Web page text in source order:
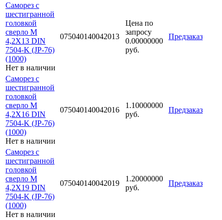
Саморез с
шестигранной
головкой
сверло М
4,2Х13 DIN
7504-K (JP-76)
(1000)
Нет в наличии
075040140042013
Цена по
запросу
0.00000000
руб.
Предзаказ
Саморез с
шестигранной
головкой
сверло М
4,2Х16 DIN
7504-K (JP-76)
(1000)
Нет в наличии
075040140042016
1.10000000
руб.
Предзаказ
Саморез с
шестигранной
головкой
сверло М
4,2Х19 DIN
7504-K (JP-76)
(1000)
Нет в наличии
075040140042019
1.20000000
руб.
Предзаказ